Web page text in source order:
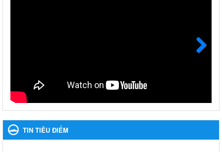
Nhắc nhỡ thực hiện thanh toán không dùng tiền mặt các
khoản thu trong nhà trường năm học 2023-2024 và các năm
Ngày ban hành: 27/09/2023
Hưởng ứng cuộc thi Tìm hiểu Luật Phòng, chống ma túy
Hưởng ứng cuộc thi Tìm hiểu Luật Phòng, chống ma túy
Ngày ban hành: 06/09/2023
TIN TIÊU ĐIỂM